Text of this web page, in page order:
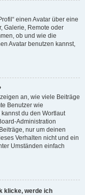
einen Avatar über eine
Galerie, Remote oder
ob und wie die
Avatar benutzen kannst,
an, wie viele Beiträge
Benutzer wie
du den Wortlaut
Administration
nur um deinen
Verhalten nicht und ein
Umständen einfach
klicke, werde ich